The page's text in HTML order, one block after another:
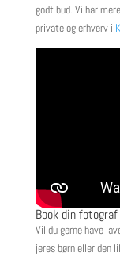
godt bud. Vi har
private og erhverv i
Book din
Vil du gerne have
jeres børn eller den